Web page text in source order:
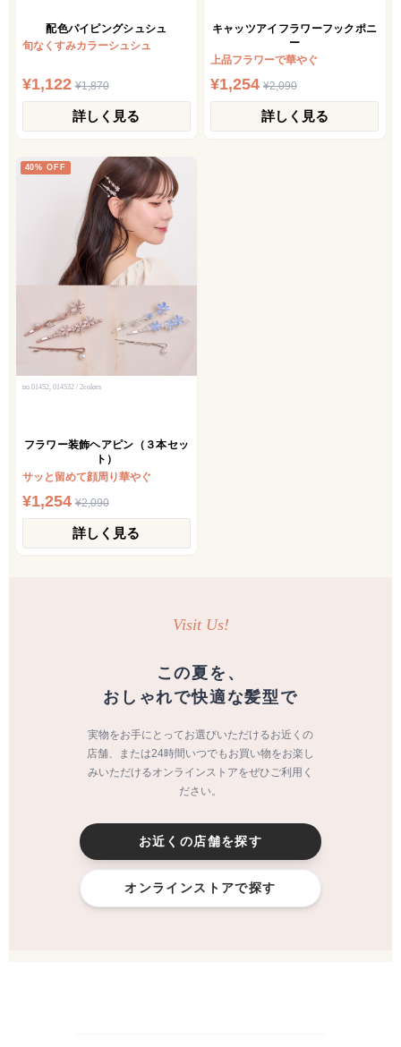
配色パイピングシュシュ
旬なくすみカラーシュシュ
¥1,122 ¥1,870
詳しく見る
キャッツアイフラワーフックポニ
ー
上品フラワーで華やぐ
¥1,254 ¥2,090
詳しく見る
40% OFF
no.01452, 014532 / 2colors
フラワー装飾ヘアピン（３本セッ
ト）
サッと留めて顔周り華やぐ
¥1,254 ¥2,090
詳しく見る
Visit Us!
この夏を、
おしゃれで快適な髪型で
実物をお手にとってお選びいただけるお近くの
店舗、または24時間いつでもお買い物をお楽し
みいただけるオンラインストアをぜひご利用く
ださい。
お近くの店舗を探す
オンラインストアで探す